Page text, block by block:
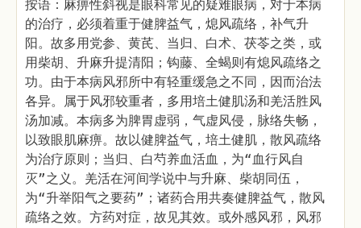
按语：麻痹性斜视是眼科常见的疑难眼病，对于本病
的治疗，必须着重于健脾益气，熄风疏络，补气升
阳。故多用党参、黄芪、当归、白术、茯苓之类，或
用柴胡、升麻升提清阳；钩藤、全蝎则有熄风疏络之
功。由于本病风邪所中有轻重缓急之不同，因而治法
各异。属于风邪较重者，多用培土健肌汤和羌活胜风
汤加减。本病多为脾胃虚弱，气虚风侵，脉络失畅，
以致眼肌麻痹。故以健脾益气，培土健肌，散风疏络
为治疗原则；当归、白芍养血活血，为“血行风自
灭”之义。羌活在河间学说中与升麻、柴胡同伍，
为“升举阳气之要药”；诸药合用共奏健脾益气，散风
疏络之效。方药对症，故见其效。或外感风邪，风邪